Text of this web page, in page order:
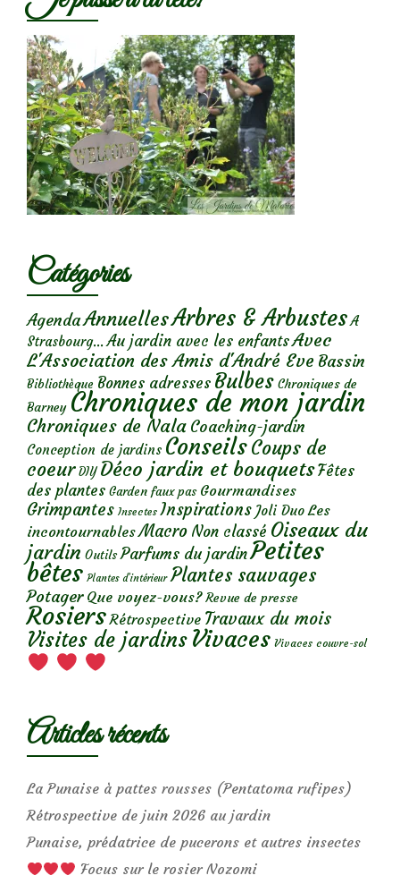
Catégories
AgendaAnnuellesArbres & Arbustes A
Strasbourg... Au jardin avec les enfantsAvec
L'Association des Amis d'André Eve Bassin
Bibliothèque Bonnes adresses Bulbes Chroniques de
Barney Chroniques de mon jardin
Chroniques de Nala Coaching-jardin
Conception de jardins ConseilsCoups de
coeur DIY Déco jardin et bouquetsFêtes
des plantes Garden faux pas Gourmandises
Grimpantes Insectes Inspirations Joli Duo Les
incontournables Macro Non classé Oiseaux du
jardin Outils Parfums du jardinPetites
bêtes Plantes d’intérieur Plantes sauvages
Potager Que voyez-vous? Revue de presse
Rosiers Rétrospective Travaux du mois
Visites de jardins Vivaces Vivaces couvre-sol
Articles récents
La Punaise à pattes rousses (Pentatoma rufipes)
Rétrospective de juin 2026 au jardin
Punaise, prédatrice de pucerons et autres insectes
Focus sur le rosier Nozomi